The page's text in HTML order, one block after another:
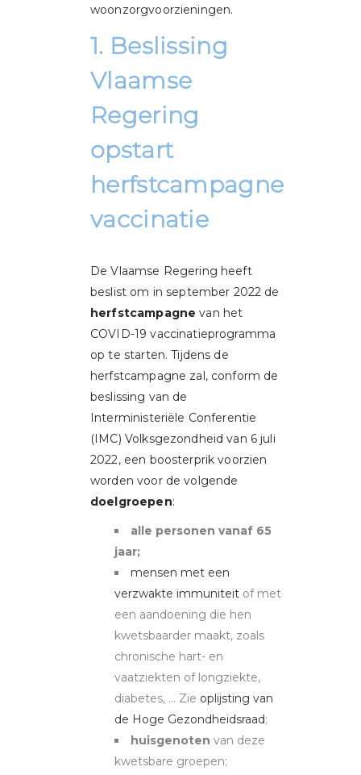
woonzorgvoorzieningen.
1. Beslissing
Vlaamse
Regering
opstart
herfstcampagne
vaccinatie
De Vlaamse Regering heeft
beslist om in september 2022 de
herfstcampagne van het
COVID-19 vaccinatieprogramma
op te starten. Tijdens de
herfstcampagne zal, conform de
beslissing van de
Interministeriële Conferentie
(IMC) Volksgezondheid van 6 juli
2022, een boosterprik voorzien
worden voor de volgende
doelgroepen:
alle personen vanaf 65
jaar;
mensen met een
verzwakte immuniteit of met
een aandoening die hen
kwetsbaarder maakt, zoals
chronische hart- en
vaatziekten of longziekte,
diabetes, … Zie oplijsting van
de Hoge Gezondheidsraad;
huisgenoten van deze
kwetsbare groepen;